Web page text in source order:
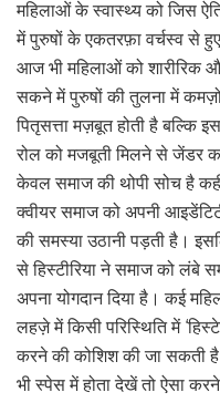
महिलाओं के स्वास्थ्य को जिस
में पुरुषों के एकतरफ़ा वर्चस्व से
आज भी महिलाओं को शारीरिक
सकने में पुरुषों की तुलना में
पितृसत्ता मज़बूत होती है बल्कि
रोल को मजबूती मिलने से जेंडर
केवल समाज की थोपी सोच है
क्वीयर समाज को अपनी
की समस्या उठानी पड़ती है।
से हिस्टीरिया ने समाज को लंबे
अपना योगदान दिया है। कई
लहज़े में किसी परिस्थिति में
करने की कोशिश की जा सकती
भी स्पेस में होता देखें तो ऐसा